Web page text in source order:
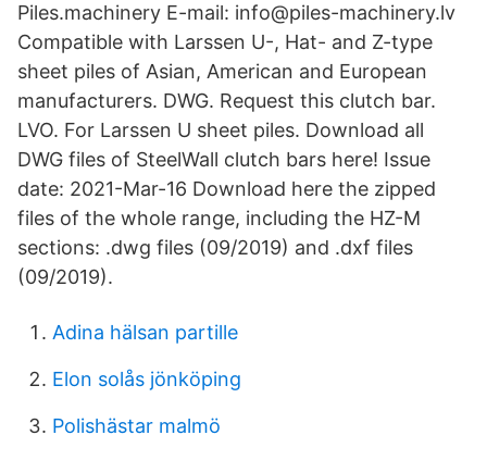
Piles.machinery E-mail: info@piles-machinery.lv
Compatible with Larssen U-, Hat- and Z-type
sheet piles of Asian, American and European
manufacturers. DWG. Request this clutch bar.
LVO. For Larssen U sheet piles. Download all
DWG files of SteelWall clutch bars here! Issue
date: 2021-Mar-16 Download here the zipped
files of the whole range, including the HZ-M
sections: .dwg files (09/2019) and .dxf files
(09/2019).
Adina hälsan partille
Elon solås jönköping
Polishästar malmö